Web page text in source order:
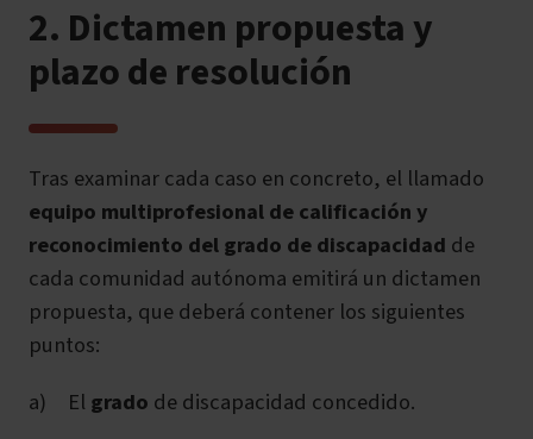
2. Dictamen propuesta y
plazo de resolución
Tras examinar cada caso en concreto, el llamado
equipo multiprofesional de calificación y
reconocimiento del grado de discapacidad de
cada comunidad autónoma emitirá un dictamen
propuesta, que deberá contener los siguientes
puntos:
a) El grado de discapacidad concedido.